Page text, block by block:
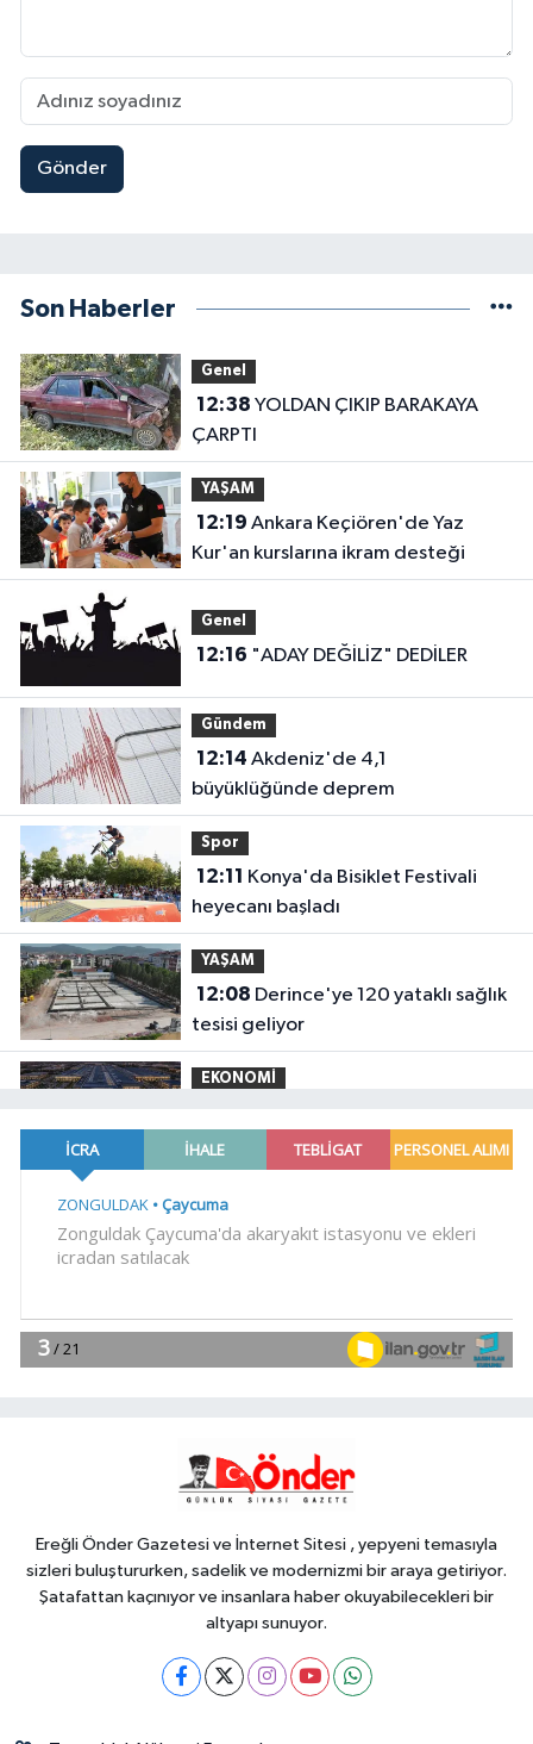
Gönder
Son Haberler
Genel
12:38
ÇARPTI
YAŞAM
12:19
Kur'an kurslarına ikram desteği
Genel
12:16 "ADAY DEĞİLİZ" DEDİLER
Gündem
12:14
büyüklüğünde deprem
Spor
12:11
heyecanı başladı
YAŞAM
12:08
tesisi geliyor
EKONOMİ
dönüşüm hamlesi resmen başladı...
TEKNOSAB KOBİ OSB'de başvurular
başladı
11:58 Bursa Yıldırım'da çocuklar
11:46
kenetlendi, gözler yeni sezonda
Ereğli Önder Gazetesi ve İnternet Sitesi , yepyeni temasıyla
sizleri buluştururken, sadelik ve modernizmi bir araya getiriyor.
Şatafattan kaçınıyor ve insanlara haber okuyabilecekleri bir
altyapı sunuyor.